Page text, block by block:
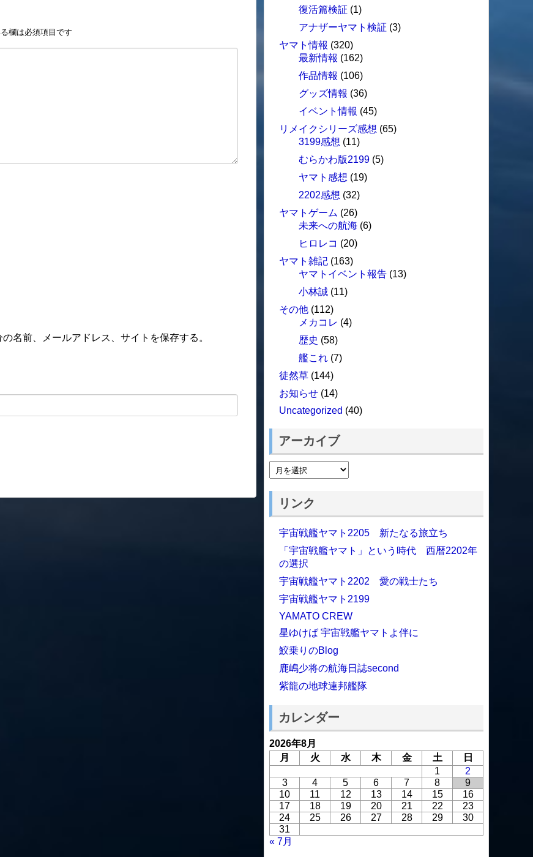
欄は必須項目です
名前、メールアドレス、サイトを保存する。
復活篇検証 (1)
アナザーヤマト検証 (3)
ヤマト情報 (320)
最新情報 (162)
作品情報 (106)
グッズ情報 (36)
イベント情報 (45)
リメイクシリーズ感想 (65)
3199感想 (11)
むらかわ版2199 (5)
ヤマト感想 (19)
2202感想 (32)
ヤマトゲーム (26)
未来への航海 (6)
ヒロレコ (20)
ヤマト雑記 (163)
ヤマトイベント報告 (13)
小林誠 (11)
その他 (112)
メカコレ (4)
歴史 (58)
艦これ (7)
徒然草 (144)
お知らせ (14)
Uncategorized (40)
アーカイブ
リンク
宇宙戦艦ヤマト2205 新たなる旅立ち
「宇宙戦艦ヤマト」という時代 西暦2202年
の選択
宇宙戦艦ヤマト2202 愛の戦士たち
宇宙戦艦ヤマト2199
YAMATO CREW
星ゆけば 宇宙戦艦ヤマトよ伴に
鮫乗りのBlog
鹿嶋少将の航海日誌second
紫龍の地球連邦艦隊
カレンダー
2026年8月
月
火 水 木 金 土
日
1
2
3
4 5 6 7 8
9
10
11 12 13 14 15
16
17
18 19 20 21 22
23
24
25 26 27 28 29
30
31
« 7月